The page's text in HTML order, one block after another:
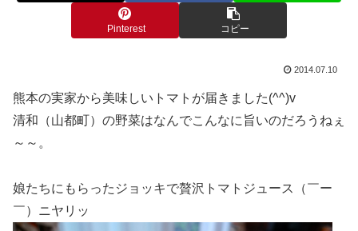
Pinterest コピー
2014.07.10
熊本の実家から美味しいトマトが届きました(^^)v
清和（山都町）の野菜はなんでこんなに旨いのだろうねぇ
～～。
娘たちにもらったジョッキで贅沢トマトジュース（￣ー
￣）ニヤリッ